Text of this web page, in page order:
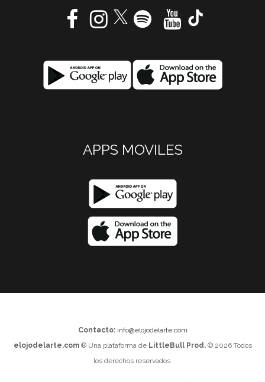
APPS MOVILES
Contacto: info@elojodelarte.com
elojodelarte.com® Una plataforma de LittleBull Prod.© 2026 Todos
los derechos reservados.